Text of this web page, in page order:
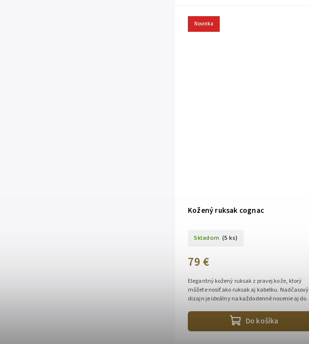
Novinka
Kožený ruksak cognac
Skladom (5 ks)
79 €
Do košíka
Elegantný kožený ruksak z pravej kože, ktorý
môžete nosiť ako ruksak aj kabelku. Nadčasový
dizajn je ideálny na každodenné nosenie aj do